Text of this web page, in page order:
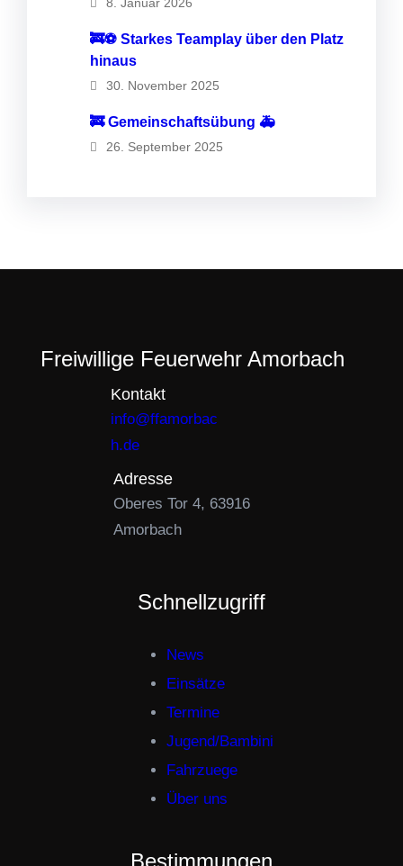
🚒⚽️ Starkes Teamplay über den Platz
hinaus
30. November 2025
🚒 Gemeinschaftsübung 🚑
26. September 2025
Freiwillige Feuerwehr Amorbach
Kontakt
info@ffamorbac
h.de
Adresse
Oberes Tor 4, 63916
Amorbach
Schnellzugriff
News
Einsätze
Termine
Jugend/Bambini
Fahrzuege
Über uns
Bestimmungen